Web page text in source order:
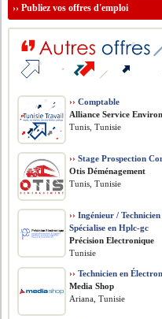
››Publiez vos offres d'emploi
›› Comptable
Alliance Service
Tunis, Tunisie
›› Stage Prospection
Otis Déménagement
Tunis, Tunisie
›› Ingénieur /
Spécialise en Hplc-gc
Précision Electronique
Tunisie
›› Technicien en
Media Shop
Ariana, Tunisie